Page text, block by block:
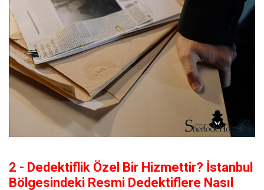
2 - Dedektiflik Özel Bir Hizmettir? İstanbul
Bölgesindeki Resmi Dedektiflere Nasıl